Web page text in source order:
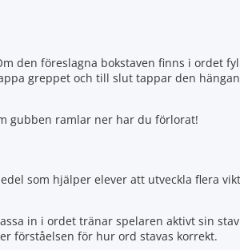
den föreslagna bokstaven finns i ordet
greppet och till slut tappar den
gubben ramlar ner har du förlorat!
som hjälper elever att utveckla flera
in i ordet tränar spelaren aktivt sin
förståelsen för hur ord stavas korrekt.